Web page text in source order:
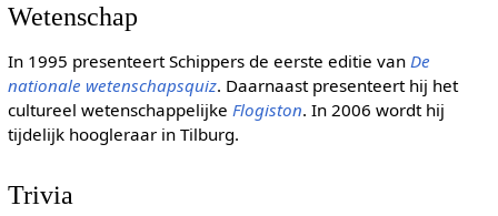
Wetenschap
In 1995 presenteert Schippers de eerste editie van De
nationale wetenschapsquiz. Daarnaast presenteert hij het
cultureel wetenschappelijke Flogiston. In 2006 wordt hij
tijdelijk hoogleraar in Tilburg.
Trivia